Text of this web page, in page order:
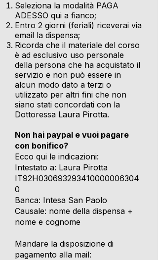
Seleziona la modalità PAGA
ADESSO qui a fianco;
Entro 2 giorni (feriali) riceverai via
email la dispensa;
Ricorda che il materiale del corso
è ad esclusivo uso personale
della persona che ha acquistato il
servizio e non può essere in
alcun modo dato a terzi o
utilizzato per altri fini che non
siano stati concordati con la
Dottoressa Laura Pirotta.
Non hai paypal e vuoi pagare
con bonifico?
Ecco qui le indicazioni:
Intestato a: Laura Pirotta
IT92H030693293410000006304
0
Banca: Intesa San Paolo
Causale: nome della dispensa +
nome e cognome
Mandare la disposizione di
pagamento alla mail: